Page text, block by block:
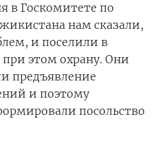
в Госкомитете по
нам сказали,
и поселили в
этом охрану. Они
предъявление
и поэтому
посольство